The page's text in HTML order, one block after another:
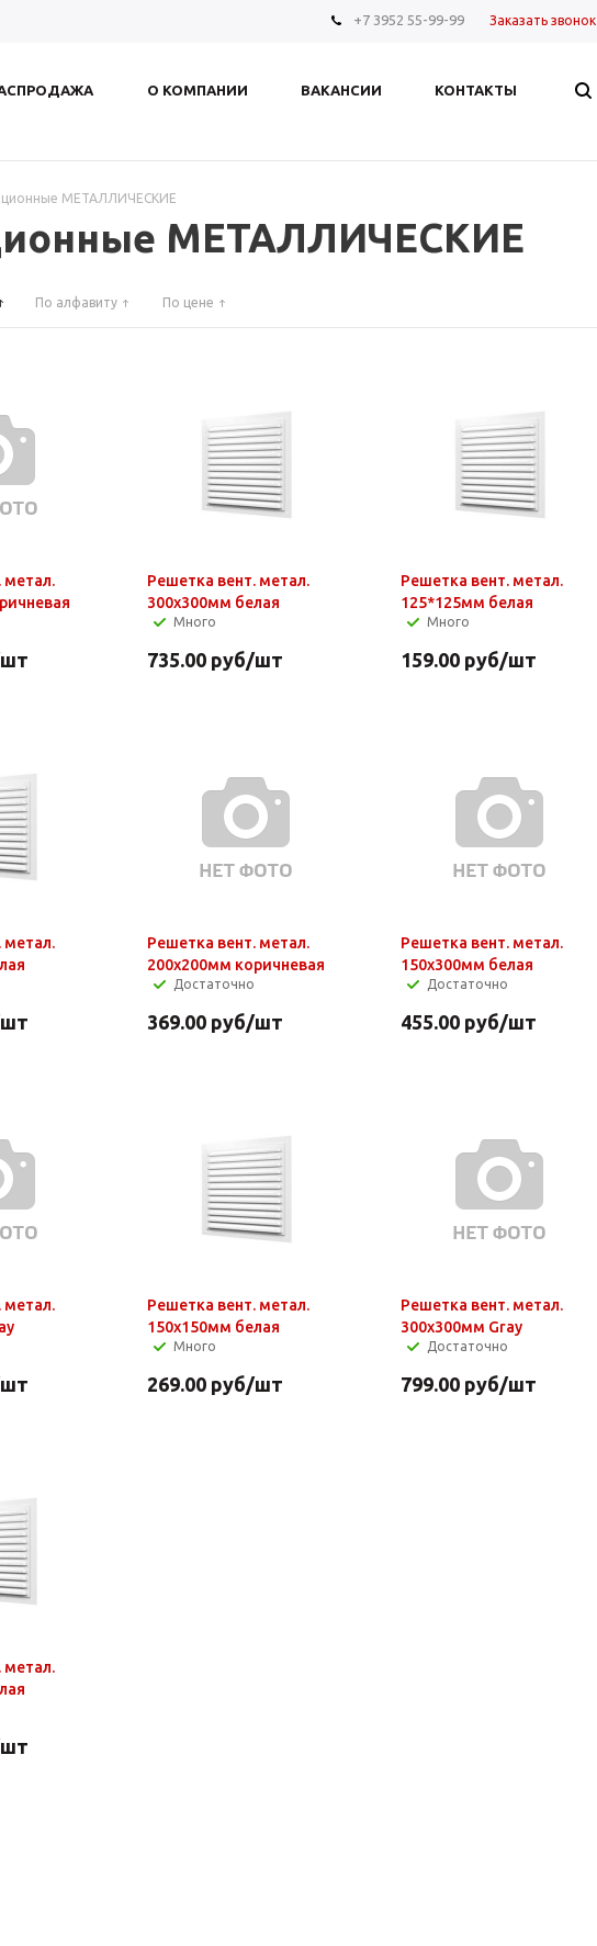
+7 3952 55-99-99 Заказать звонок
О КОМПАНИИ ВАКАНСИИ КОНТАКТЫ
МЕТАЛЛИЧЕСКИЕ
МЕТАЛЛИЧЕСКИЕ
По алфавиту По цене
метал.
Решетка вент. метал.
300х300мм белая
Много
735.00руб/шт
Решетка вент. метал.
125*125мм белая
Много
159.00 руб/шт
метал.
Решетка вент. метал.
200х200мм коричневая
Достаточно
369.00руб/шт
Решетка вент. метал.
150х300мм белая
Достаточно
455.00 руб/шт
метал.
Решетка вент. метал.
150х150мм белая
Много
269.00руб/шт
Решетка вент. метал.
300х300мм Gray
Достаточно
799.00 руб/шт
метал.